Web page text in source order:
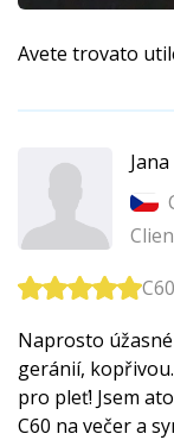
Avete trovato
Naprosto
geránií,
pro pleť! Jsem
C60 na večer a